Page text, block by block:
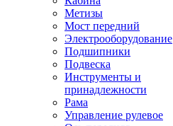
Метизы
Мост передний
Электрооборудование
Подшипники
Подвеска
Инструменты и
принадлежности
Рама
Управление рулевое